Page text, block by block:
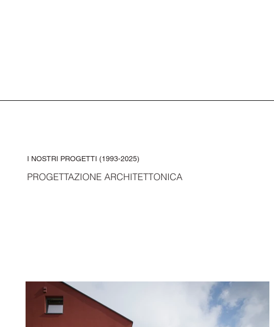
I NOSTRI PROGETTI (1993-2025)
PROGETTAZIONE ARCHITETTONICA